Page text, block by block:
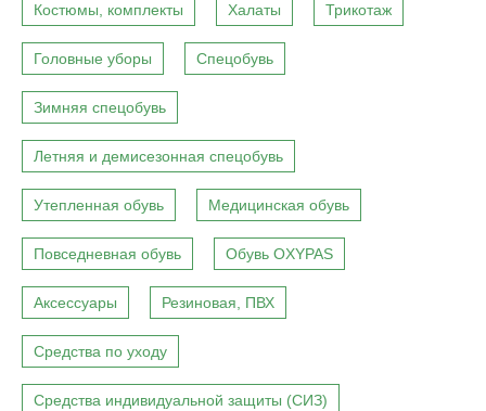
Костюмы, комплекты Халаты Трикотаж
Головные уборы Спецобувь
Зимняя спецобувь
Летняя и демисезонная спецобувь
Утепленная обувь Медицинская обувь
Повседневная обувь Обувь OXYPAS
Аксессуары Резиновая, ПВХ
Средства по уходу
Средства индивидуальной защиты (СИЗ)